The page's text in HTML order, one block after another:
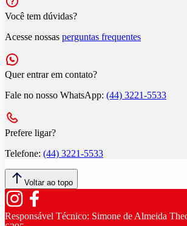
Você tem dúvidas?
Acesse nossas perguntas frequentes
Quer entrar em contato?
Fale no nosso WhatsApp: (44) 3221-5533
Prefere ligar?
Telefone: (44) 3221-5533
Voltar ao topo
Responsável Técnico: Simone de Almeida